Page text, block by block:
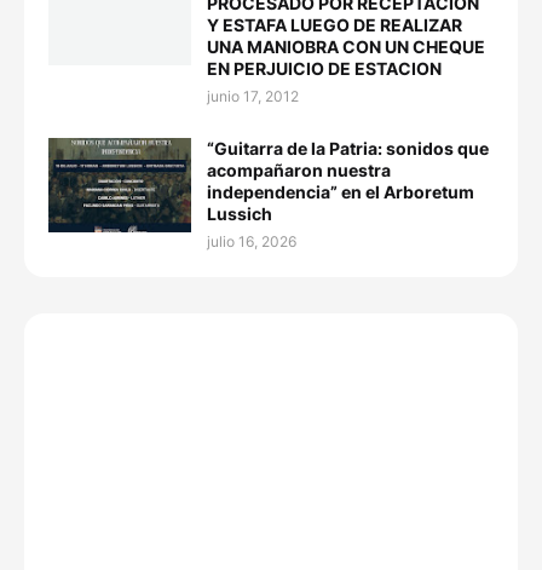
Y ESTAFA LUEGO DE REALIZAR
UNA MANIOBRA CON UN CHEQUE
EN PERJUICIO DE ESTACION
junio 17, 2012
“Guitarra de la Patria: sonidos que
acompañaron nuestra
independencia” en el Arboretum
Lussich
julio 16, 2026